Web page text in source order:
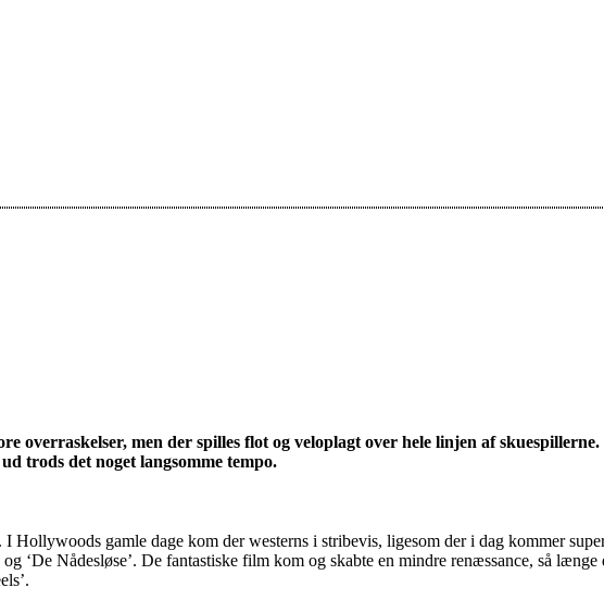
overraskelser, men der spilles flot og veloplagt over hele linjen af
trods det noget langsomme tempo.
Hollywoods gamle dage kom der westerns i stribevis, ligesom der i dag kommer
‘De Nådesløse’. De fantastiske film kom og skabte en mindre renæssance, så